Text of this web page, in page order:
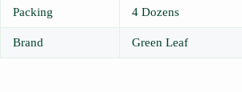
Packing 4 Dozens
Brand Green Leaf